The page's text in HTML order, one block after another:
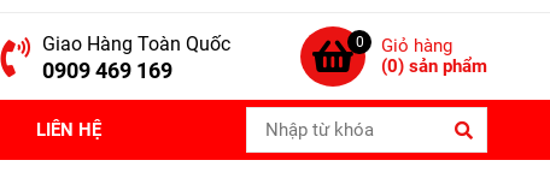
Giao Hàng Toàn Quốc
0909 469 169
0
Giỏ hàng
(0) sản phẩm
LIÊN HỆ